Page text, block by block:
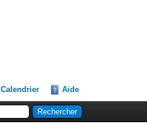
Calendrier Aide